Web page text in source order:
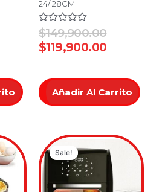
24/ 28CM
Valorado
en
0
$149,900.00
$119,900.00
Añadir Al Carrito
Sale!
Sale!
Original
price
was:
Current
price
is: